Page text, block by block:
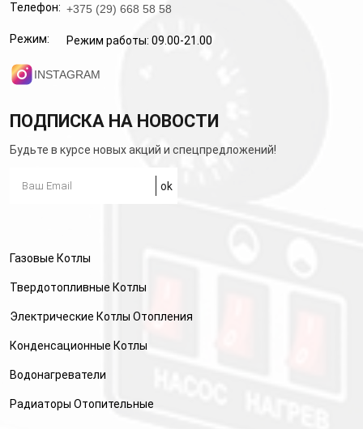
Телефон: +375 (29) 668 58 58
Режим: Режим работы: 09.00-21.00
INSTAGRAM
ПОДПИСКА НА НОВОСТИ
Будьте в курсе новых акций и спецпредложений!
Газовые Котлы
Твердотопливные Котлы
Электрические Котлы Отопления
Конденсационные Котлы
Водонагреватели
Радиаторы Отопительные